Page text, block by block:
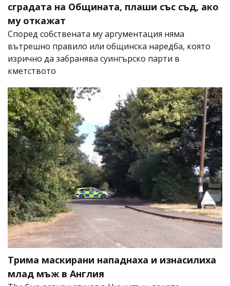
сградата на Общината, плаши със съд, ако
му откажат
Според собствената му аргументация няма
вътрешно правило или общинска наредба, която
изрично да забранява суингърско парти в
кметството
Трима маскирани нападнаха и изнасилиха
млад мъж в Англия